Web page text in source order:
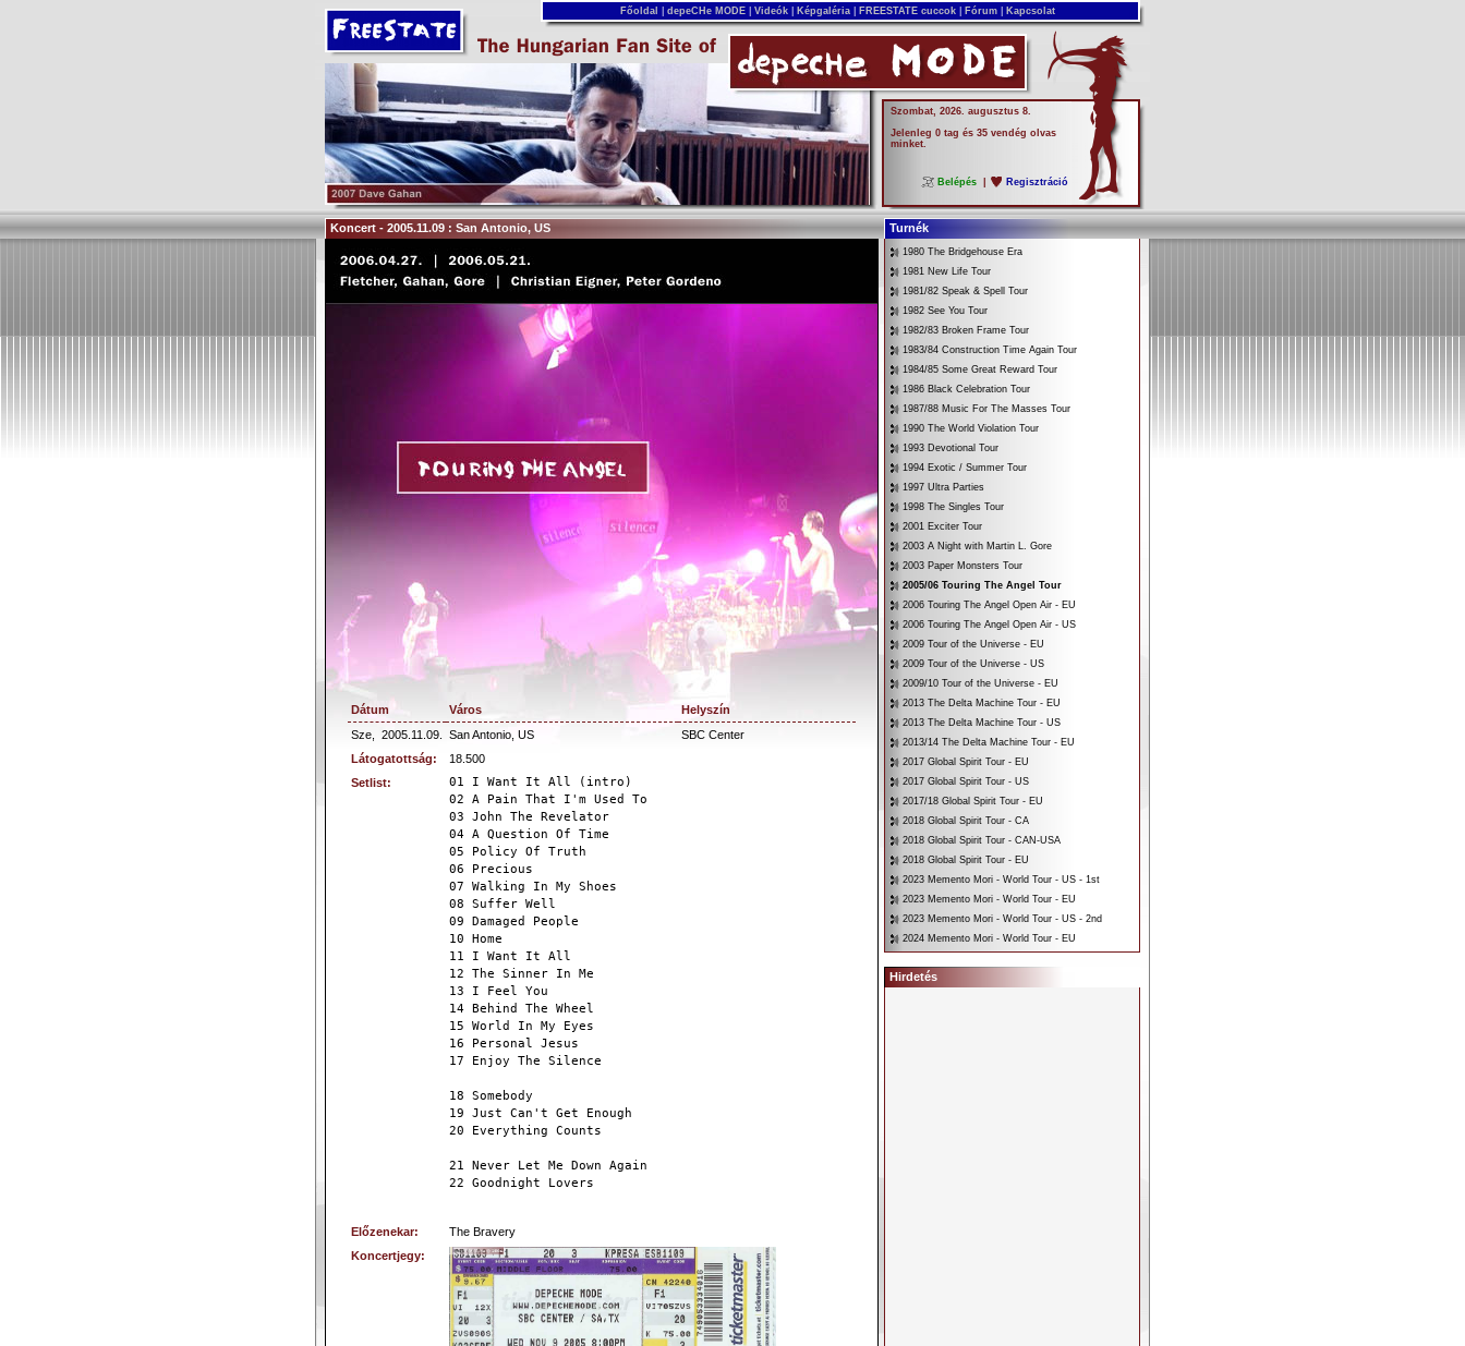
Főoldal depeCHe MODE Videók Képgaléria FREESTATE cuccok Fórum Kapcsolat
Szombat, 2026. augusztus 8.
Jelenleg 0 tag és 35 vendég olvas
minket.
Belépés Regisztráció
Koncert - 2005.11.09 : San Antonio, US Turnék
Dátum Város
Helyszín
Sze,
2005.11.09. San Antonio, US
SBC Center
Látogatottság:
18.500
Setlist:
01 I Want It All (intro)
02 A Pain That I'm Used To
03 John The Revelator
04 A Question Of Time
05 Policy Of Truth
06 Precious
07 Walking In My Shoes
08 Suffer Well
09 Damaged People
10 Home
11 I Want It All
12 The Sinner In Me
13 I Feel You
14 Behind The Wheel
15 World In My Eyes
16 Personal Jesus
17 Enjoy The Silence
18 Somebody
19 Just Can't Get Enough
20 Everything Counts
21 Never Let Me Down Again
22 Goodnight Lovers
Előzenekar:
The Bravery
Koncertjegy:
1980 The Bridgehouse Era
1981 New Life Tour
1981/82 Speak & Spell Tour
1982 See You Tour
1982/83 Broken Frame Tour
1983/84 Construction Time Again Tour
1984/85 Some Great Reward Tour
1986 Black Celebration Tour
1987/88 Music For The Masses Tour
1990 The World Violation Tour
1993 Devotional Tour
1994 Exotic / Summer Tour
1997 Ultra Parties
1998 The Singles Tour
2001 Exciter Tour
2003 A Night with Martin L. Gore
2003 Paper Monsters Tour
2005/06 Touring The Angel Tour
2006 Touring The Angel Open Air - EU
2006 Touring The Angel Open Air - US
2009 Tour of the Universe - EU
2009 Tour of the Universe - US
2009/10 Tour of the Universe - EU
2013 The Delta Machine Tour - EU
2013 The Delta Machine Tour - US
2013/14 The Delta Machine Tour - EU
2017 Global Spirit Tour - EU
2017 Global Spirit Tour - US
2017/18 Global Spirit Tour - EU
2018 Global Spirit Tour - CA
2018 Global Spirit Tour - CAN-USA
2018 Global Spirit Tour - EU
2023 Memento Mori - World Tour - US - 1st
2023 Memento Mori - World Tour - EU
2023 Memento Mori - World Tour - US - 2nd
2024 Memento Mori - World Tour - EU
Hirdetés